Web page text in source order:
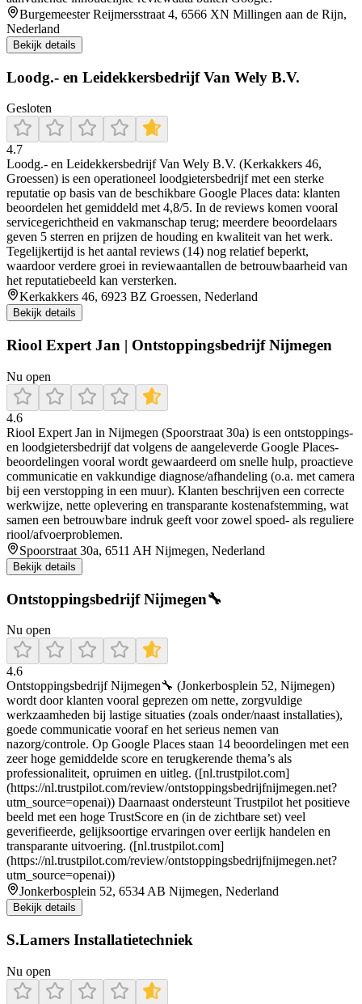
Burgemeester Reijmersstraat 4, 6566 XN Millingen aan de Rijn,
Nederland
Bekijk details
Loodg.- en Leidekkersbedrijf Van Wely B.V.
Gesloten
4.7
Loodg.- en Leidekkersbedrijf Van Wely B.V. (Kerkakkers 46,
Groessen) is een operationeel loodgietersbedrijf met een sterke
reputatie op basis van de beschikbare Google Places data: klanten
beoordelen het gemiddeld met 4,8/5. In de reviews komen vooral
servicegerichtheid en vakmanschap terug; meerdere beoordelaars
geven 5 sterren en prijzen de houding en kwaliteit van het werk.
Tegelijkertijd is het aantal reviews (14) nog relatief beperkt,
waardoor verdere groei in reviewaantallen de betrouwbaarheid van
het reputatiebeeld kan versterken.
Kerkakkers 46, 6923 BZ Groessen, Nederland
Bekijk details
Riool Expert Jan | Ontstoppingsbedrijf Nijmegen
Nu open
4.6
Riool Expert Jan in Nijmegen (Spoorstraat 30a) is een ontstoppings-
en loodgietersbedrijf dat volgens de aangeleverde Google Places-
beoordelingen vooral wordt gewaardeerd om snelle hulp, proactieve
communicatie en vakkundige diagnose/afhandeling (o.a. met camera
bij een verstopping in een muur). Klanten beschrijven een correcte
werkwijze, nette oplevering en transparante kostenafstemming, wat
samen een betrouwbare indruk geeft voor zowel spoed- als reguliere
riool/afvoerproblemen.
Spoorstraat 30a, 6511 AH Nijmegen, Nederland
Bekijk details
Ontstoppingsbedrijf Nijmegen🔧
Nu open
4.6
Ontstoppingsbedrijf Nijmegen🔧 (Jonkerbosplein 52, Nijmegen)
wordt door klanten vooral geprezen om nette, zorgvuldige
werkzaamheden bij lastige situaties (zoals onder/naast installaties),
goede communicatie vooraf en het serieus nemen van
nazorg/controle. Op Google Places staan 14 beoordelingen met een
zeer hoge gemiddelde score en terugkerende thema’s als
professionaliteit, opruimen en uitleg. ([nl.trustpilot.com]
(https://nl.trustpilot.com/review/ontstoppingsbedrijfnijmegen.net?
utm_source=openai)) Daarnaast ondersteunt Trustpilot het positieve
beeld met een hoge TrustScore en (in de zichtbare set) veel
geverifieerde, gelijksoortige ervaringen over eerlijk handelen en
transparante uitvoering. ([nl.trustpilot.com]
(https://nl.trustpilot.com/review/ontstoppingsbedrijfnijmegen.net?
utm_source=openai))
Jonkerbosplein 52, 6534 AB Nijmegen, Nederland
Bekijk details
S.Lamers Installatietechniek
Nu open